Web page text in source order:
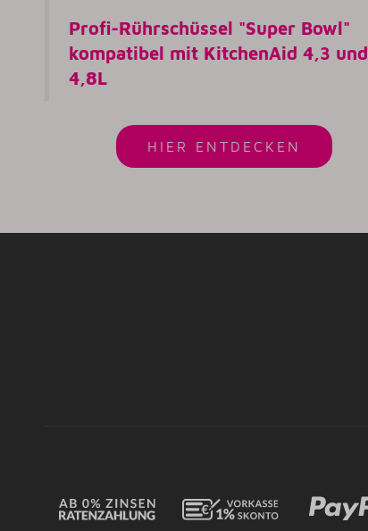
Profi-Rührschüssel "Super Bowl"
kompatibel mit KitchenAid 4,3 und
4,8L
HIER ENTDECKEN